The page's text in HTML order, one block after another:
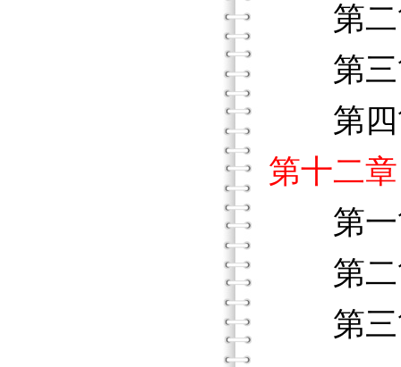
第二
第三
第四
第十二
第一
第二
第三